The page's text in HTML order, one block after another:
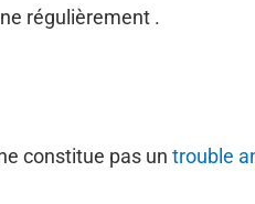
régulièrement .
constitue pas un trouble